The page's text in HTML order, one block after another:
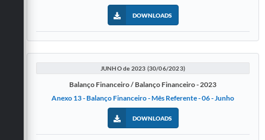
DOWNLOADS
JUNHO de 2023 (30/06/2023)
Balanço Financeiro / Balanço Financeiro - 2023
Anexo 13 - Balanço Financeiro - Mês Referente - 06 - Junho
DOWNLOADS